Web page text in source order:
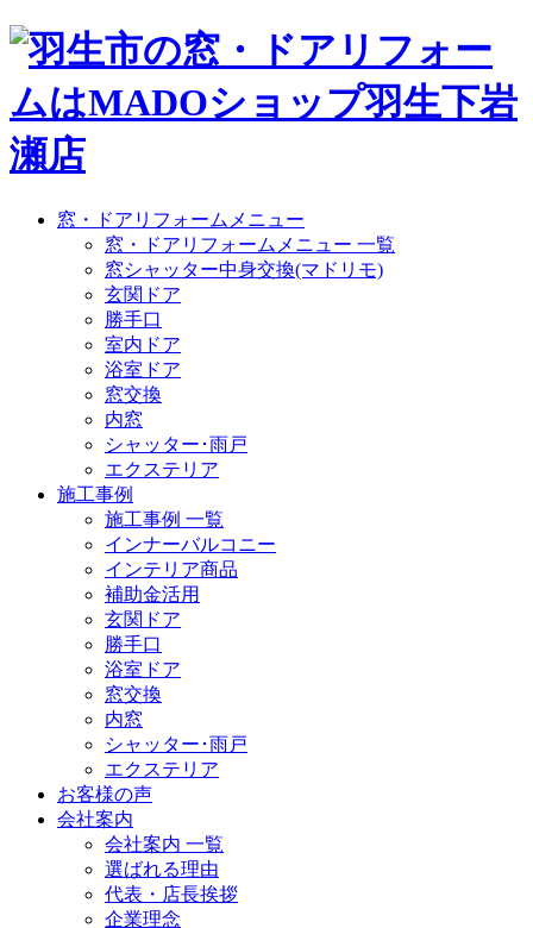
窓・ドアリフォームメニュー
窓・ドアリフォームメニュー 一覧
窓シャッター中身交換(マドリモ)
玄関ドア
勝手口
室内ドア
浴室ドア
窓交換
内窓
シャッター･雨戸
エクステリア
施工事例
施工事例 一覧
インナーバルコニー
インテリア商品
補助金活用
玄関ドア
勝手口
浴室ドア
窓交換
内窓
シャッター･雨戸
エクステリア
お客様の声
会社案内
会社案内 一覧
選ばれる理由
代表・店長挨拶
企業理念